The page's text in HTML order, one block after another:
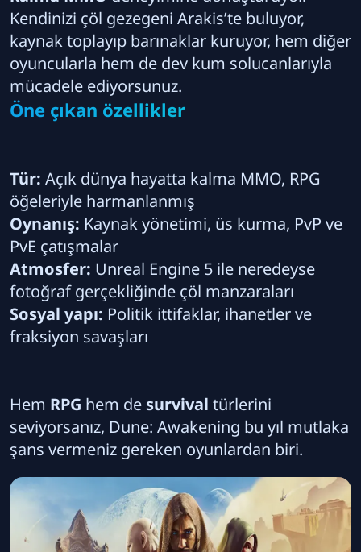
Kendinizi çöl gezegeni Arakis’te buluyor,
kaynak toplayıp barınaklar kuruyor, hem diğer
oyuncularla hem de dev kum solucanlarıyla
mücadele ediyorsunuz.
Öne çıkan özellikler
Tür: Açık dünya hayatta kalma MMO, RPG
öğeleriyle harmanlanmış
Oynanış: Kaynak yönetimi, üs kurma, PvP ve
PvE çatışmalar
Atmosfer: Unreal Engine 5 ile neredeyse
fotoğraf gerçekliğinde çöl manzaraları
Sosyal yapı: Politik ittifaklar, ihanetler ve
fraksiyon savaşları
Hem RPG hem de survival türlerini
seviyorsanız, Dune: Awakening bu yıl mutlaka
şans vermeniz gereken oyunlardan biri.